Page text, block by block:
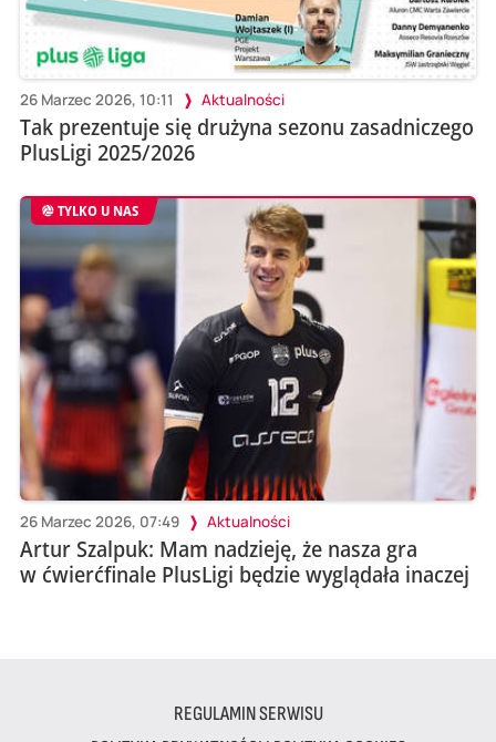
26 Marzec 2026, 10:11 Aktualności
Tak prezentuje się drużyna sezonu zasadniczego
PlusLigi 2025/2026
TYLKO U NAS
26 Marzec 2026, 07:49 Aktualności
Artur Szalpuk: Mam nadzieję, że nasza gra
w ćwierćfinale PlusLigi będzie wyglądała inaczej
REGULAMIN SERWISU